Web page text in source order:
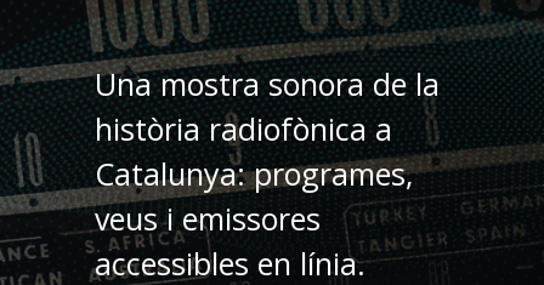
Una mostra sonora de la
història radiofònica a
Catalunya: programes,
veus i emissores
accessibles en línia.